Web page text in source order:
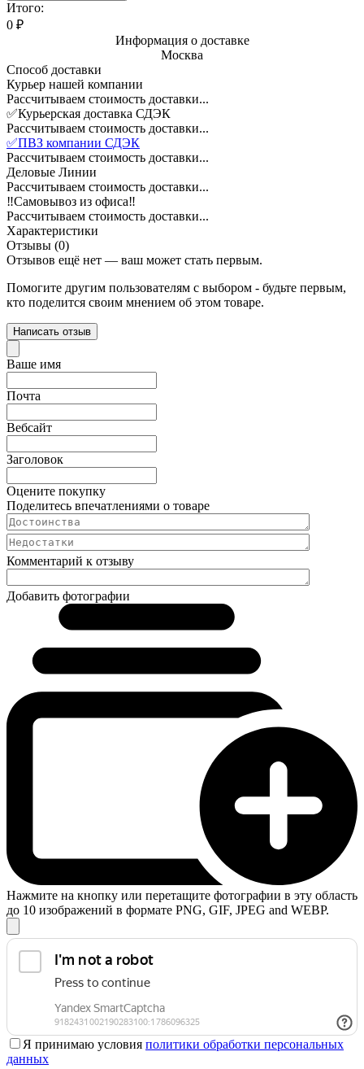
Итого:
0 ₽
Информация о доставке
Москва
Способ доставки
Курьер нашей компании
Рассчитываем стоимость доставки...
✅Курьерская доставка СДЭК
Рассчитываем стоимость доставки...
✅ПВЗ компании СДЭК
Рассчитываем стоимость доставки...
Деловые Линии
Рассчитываем стоимость доставки...
‼️Самовывоз из офиса‼️
Рассчитываем стоимость доставки...
Характеристики
Отзывы (0)
Отзывов ещё нет — ваш может стать первым.
Помогите другим пользователям с выбором - будьте первым,
кто поделится своим мнением об этом товаре.
Написать отзыв
Ваше имя
Почта
Вебсайт
Заголовок
Оцените покупку
Поделитесь впечатлениями о товаре
Комментарий к отзыву
Добавить фотографии
Нажмите на кнопку или перетащите фотографии в эту область
до 10 изображений в формате PNG, GIF, JPEG and WEBP.
Я принимаю условия политики обработки персональных
данных